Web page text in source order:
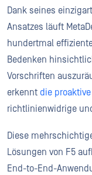
Dank seines
Ansatzes läuft
hundertmal
Bedenken
Vorschriften
erkennt die
richtlinienwidrige
Diese
Lösungen von F5
End-to-End-